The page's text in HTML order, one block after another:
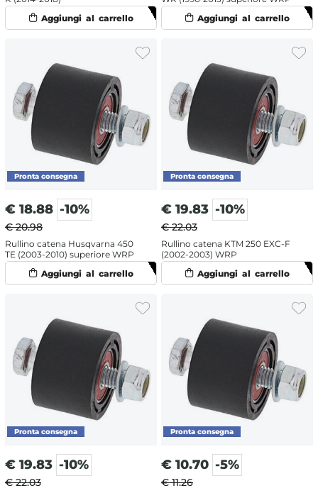
€ 18.88 -10%
€ 20.98
Rullino catena Husqvarna 450
TE (2003-2010) superiore WRP
€ 19.83 -10%
€ 22.03
Rullino catena KTM 250 EXC-F
(2002-2003) WRP
€ 19.83 -10%
€ 22.03
€ 10.70 -5%
€ 11.26